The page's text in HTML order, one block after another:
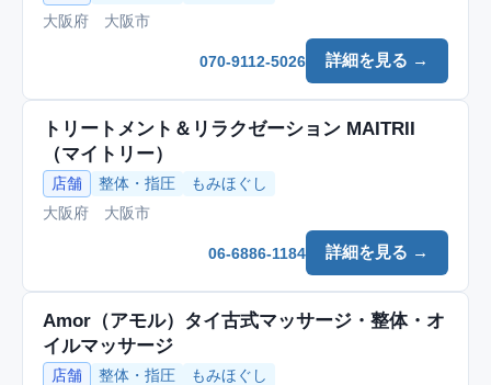
大阪府 大阪市
詳細を見る →
070-9112-5026
トリートメント＆リラクゼーション MAITRII
（マイトリー）
店舗 整体・指圧
もみほぐし
大阪府 大阪市
詳細を見る →
06-6886-1184
Amor（アモル）タイ古式マッサージ・整体・オ
イルマッサージ
店舗 整体・指圧
もみほぐし